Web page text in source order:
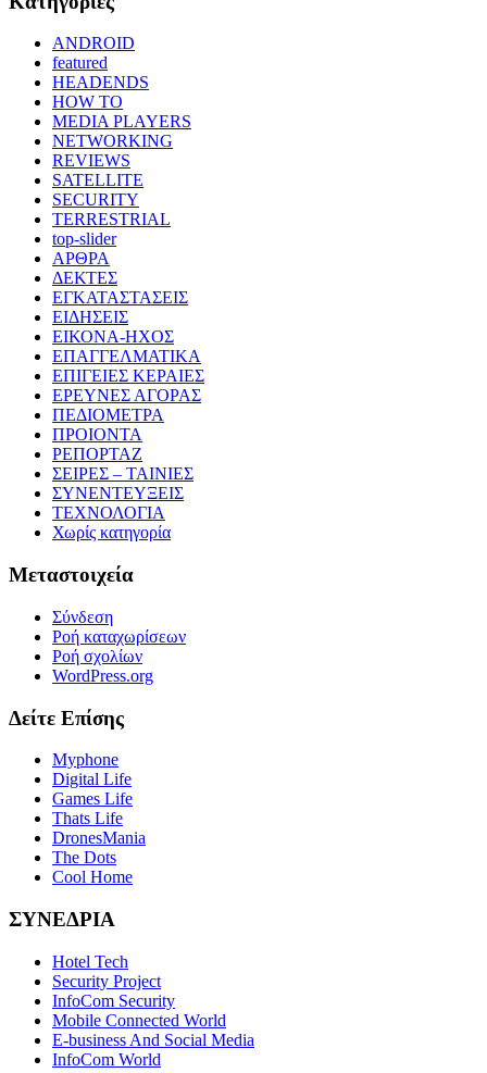
ANDROID
featured
HEADENDS
HOW TO
MEDIA PLAYERS
NETWORKING
REVIEWS
SATELLITE
SECURITY
TERRESTRIAL
top-slider
ΑΡΘΡΑ
ΔΕΚΤΕΣ
ΕΓΚΑΤΑΣΤΑΣΕΙΣ
ΕΙΔΗΣΕΙΣ
ΕΙΚΟΝΑ-ΗΧΟΣ
ΕΠΑΓΓΕΛΜΑΤΙΚΑ
ΕΠΙΓΕΙΕΣ ΚΕΡΑΙΕΣ
ΕΡΕΥΝΕΣ ΑΓΟΡΑΣ
ΠΕΔΙΟΜΕΤΡΑ
ΠΡΟΙΟΝΤΑ
ΡΕΠΟΡΤΑΖ
ΣΕΙΡΕΣ – ΤΑΙΝΙΕΣ
ΣΥΝΕΝΤΕΥΞΕΙΣ
ΤΕΧΝΟΛΟΓΙΑ
Χωρίς κατηγορία
Μεταστοιχεία
Σύνδεση
Ροή καταχωρίσεων
Ροή σχολίων
WordPress.org
Δείτε Επίσης
Myphone
Digital Life
Games Life
Thats Life
DronesMania
The Dots
Cool Home
ΣΥΝΕΔΡΙΑ
Hotel Tech
Security Project
InfoCom Security
Mobile Connected World
E-business And Social Media
InfoCom World